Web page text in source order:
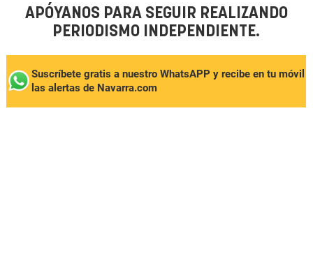
APÓYANOS PARA SEGUIR REALIZANDO
PERIODISMO INDEPENDIENTE.
Suscríbete gratis a nuestro WhatsAPP y recibe en tu móvil
las alertas de Navarra.com